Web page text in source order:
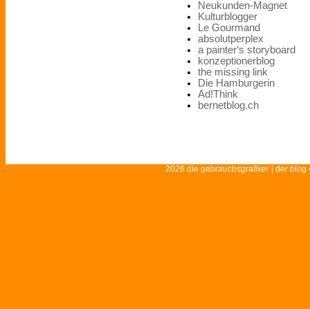
Neukunden-Magnet
Kulturblogger
Le Gourmand
absolutperplex
a painter‘s storyboard
konzeptionerblog
the missing link
Die Hamburgerin
Ad!Think
bernetblog.ch
2026 die gebrauchsgrafiker | der blog